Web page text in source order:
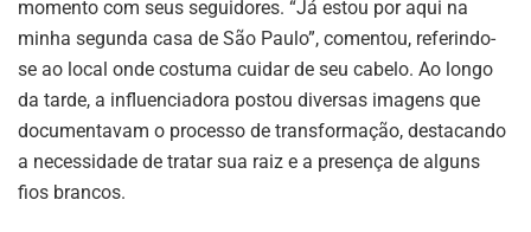
momento com seus seguidores. “Já estou por aqui na
minha segunda casa de São Paulo”, comentou, referindo-
se ao local onde costuma cuidar de seu cabelo. Ao longo
da tarde, a influenciadora postou diversas imagens que
documentavam o processo de transformação, destacando
a necessidade de tratar sua raiz e a presença de alguns
fios brancos.